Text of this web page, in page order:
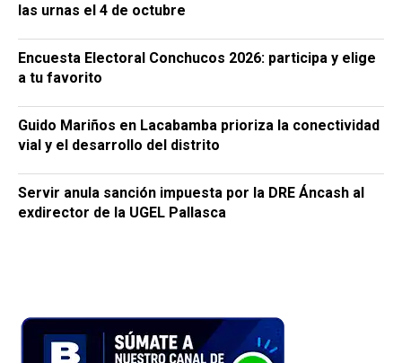
las urnas el 4 de octubre
Encuesta Electoral Conchucos 2026: participa y elige
a tu favorito
Guido Mariños en Lacabamba prioriza la conectividad
vial y el desarrollo del distrito
Servir anula sanción impuesta por la DRE Áncash al
exdirector de la UGEL Pallasca